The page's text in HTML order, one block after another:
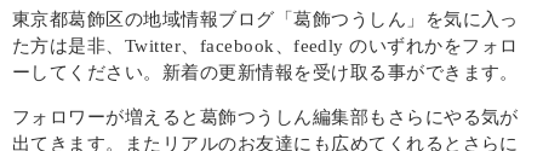
東京都葛飾区の地域情報ブログ「葛飾つうしん」を気に入っ
た方は是非、Twitter、facebook、feedly のいずれかをフォロ
ーしてください。新着の更新情報を受け取る事ができます。
フォロワーが増えると葛飾つうしん編集部もさらにやる気が
出てきます。またリアルのお友達にも広めてくれるとさらに